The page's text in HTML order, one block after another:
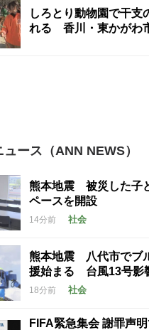
しろとり動物園で干支
れる 香川・東かがわ
ース（ANN NEWS）
熊本地震 被災した子
ペースを開設
14分前 社会
熊本地震 八代市でブ
援始まる 台風13号影
18分前 社会
FIFA緊急集会 謝罪声